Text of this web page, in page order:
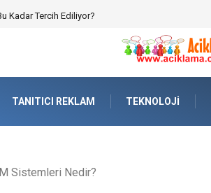
Kırılmalar ve Hukuki Dengeler
TANITICI REKLAM TEKNOLOJI
Sistemleri Nedir?